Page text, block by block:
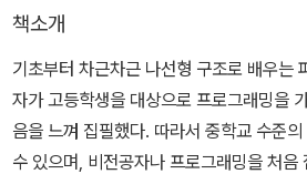
책소개
기초부터 차근차근 나선형 구조로 배우는
자가 고등학생을 대상으로 프로그래밍을
음을 느껴 집필했다. 따라서 중학교 수준
수 있으며, 비전공자나 프로그래밍을 처음